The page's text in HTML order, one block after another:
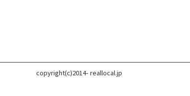
copyright(c)2014- reallocal.jp